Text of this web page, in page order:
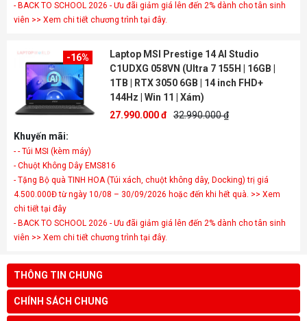
- BACK TO SCHOOL 2026 - Ưu đãi giảm giá lên đến 2% dành cho tân sinh
viên >> Xem chi tiết chương trình tại đây.
-16%
Laptop MSI Prestige 14 AI Studio
C1UDXG 058VN (Ultra 7 155H | 16GB |
1TB | RTX 3050 6GB | 14 inch FHD+
144Hz | Win 11 | Xám)
27.990.000 đ 32.990.000 ₫
Khuyến mãi:
- - Túi MSI (kèm máy)
- Chuột Không Dây EMS816
- Tặng Bộ quà TINH HOA (Túi xách, chuột không dây, Docking) trị giá
4.500.000Đ từ ngày 10/08 – 30/09/2026 hoặc đến khi hết quà. >> Xem
chi tiết tại đây
- BACK TO SCHOOL 2026 - Ưu đãi giảm giá lên đến 2% dành cho tân sinh
viên >> Xem chi tiết chương trình tại đây.
THÔNG TIN CHUNG
CHÍNH SÁCH CHUNG